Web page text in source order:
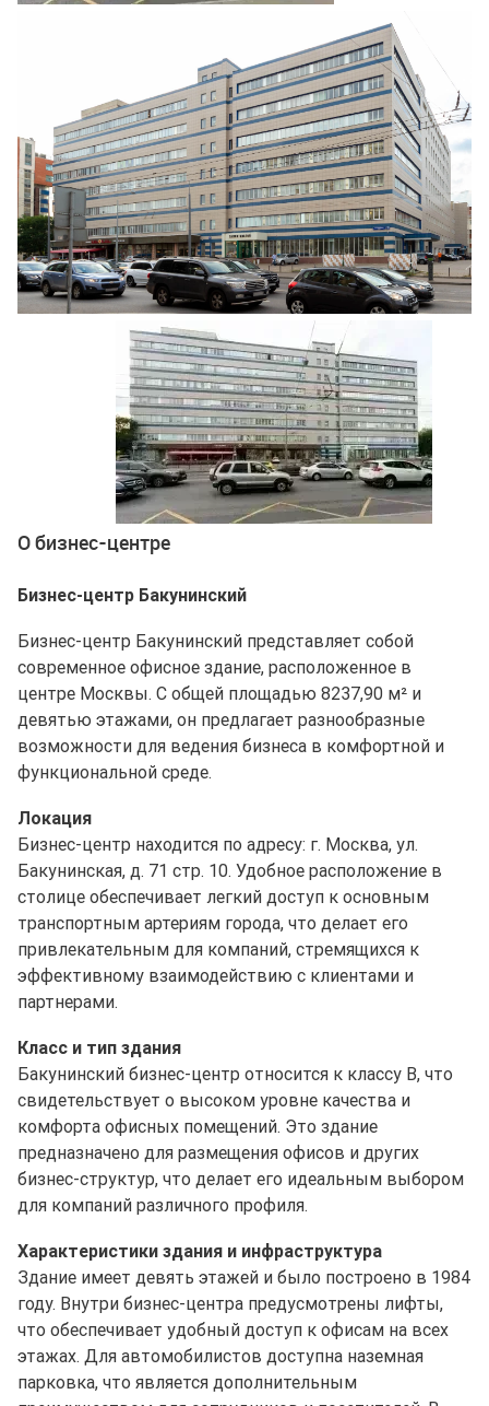
О бизнес-центре
Бизнес-центр Бакунинский
Бизнес-центр Бакунинский представляет собой
современное офисное здание, расположенное в
центре Москвы. С общей площадью 8237,90 м² и
девятью этажами, он предлагает разнообразные
возможности для ведения бизнеса в комфортной и
функциональной среде.
Локация
Бизнес-центр находится по адресу: г. Москва, ул.
Бакунинская, д. 71 стр. 10. Удобное расположение в
столице обеспечивает легкий доступ к основным
транспортным артериям города, что делает его
привлекательным для компаний, стремящихся к
эффективному взаимодействию с клиентами и
партнерами.
Класс и тип здания
Бакунинский бизнес-центр относится к классу B, что
свидетельствует о высоком уровне качества и
комфорта офисных помещений. Это здание
предназначено для размещения офисов и других
бизнес-структур, что делает его идеальным выбором
для компаний различного профиля.
Характеристики здания и инфраструктура
Здание имеет девять этажей и было построено в 1984
году. Внутри бизнес-центра предусмотрены лифты,
что обеспечивает удобный доступ к офисам на всех
этажах. Для автомобилистов доступна наземная
парковка, что является дополнительным